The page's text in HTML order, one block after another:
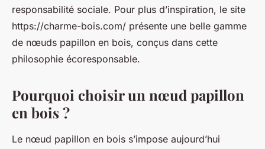
responsabilité sociale. Pour plus d’inspiration, le site
https://charme-bois.com/ présente une belle gamme
de nœuds papillon en bois, conçus dans cette
philosophie écoresponsable.
Pourquoi choisir un nœud papillon
en bois ?
Le nœud papillon en bois s’impose aujourd’hui